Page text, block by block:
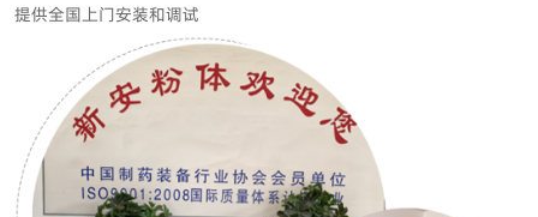
提供全国上门安装和调试